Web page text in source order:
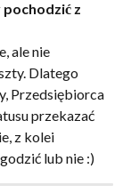
z
ale nie
Dlatego
Przedsiębiorca
przekazać
z kolei
lub nie :)